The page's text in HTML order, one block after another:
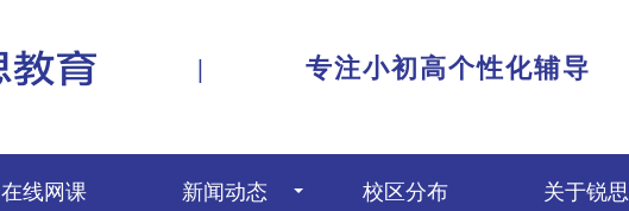
| 专注小初高个性化辅导
在线网课 新闻动态 校区分布 关于锐思